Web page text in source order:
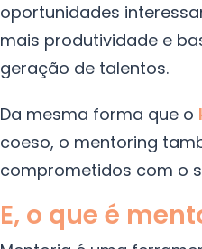
oportunidades
mais produtividade e
geração de talentos.
Da mesma forma que o
coeso, o mentoring
comprometidos com o
E, o que é